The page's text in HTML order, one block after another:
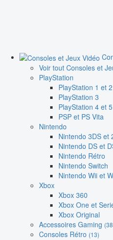
Voir tout Consoles et
PlayStation
PlayStation 1 et 2
PlayStation 3
PlayStation 4 et 5
PSP et PS Vita
Nintendo
Nintendo 3DS et
Nintendo DS et
Nintendo Rétro
Nintendo Switch
Nintendo Wii et
Xbox
Xbox 360
Xbox One et
Xbox Original
Accessoires Gaming
Consoles Rétro (13)